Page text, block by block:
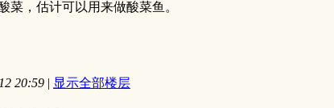
菜，估计可以用来做酸菜鱼。
20:59 | 显示全部楼层